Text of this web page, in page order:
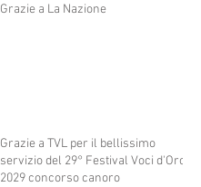
Grazie a La Nazione
Grazie a TVL per il bellissimo
servizio del 29° Festival Voci d'Oro
2029 concorso canoro